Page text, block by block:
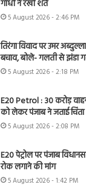
गांधी ने रखी शर्त
5 August 2026 - 2:46 PM
तिरंगा विवाद पर उमर
बचाव, बोले- गलती से झंडा
5 August 2026 - 2:18 PM
E20 Petrol : 30 करोड़
को लेकर पंजाब ने जताई चिंता
5 August 2026 - 2:08 PM
E20 पेट्रोल पर पंजाब
रोक लगाने की मांग
5 August 2026 - 1:42 PM